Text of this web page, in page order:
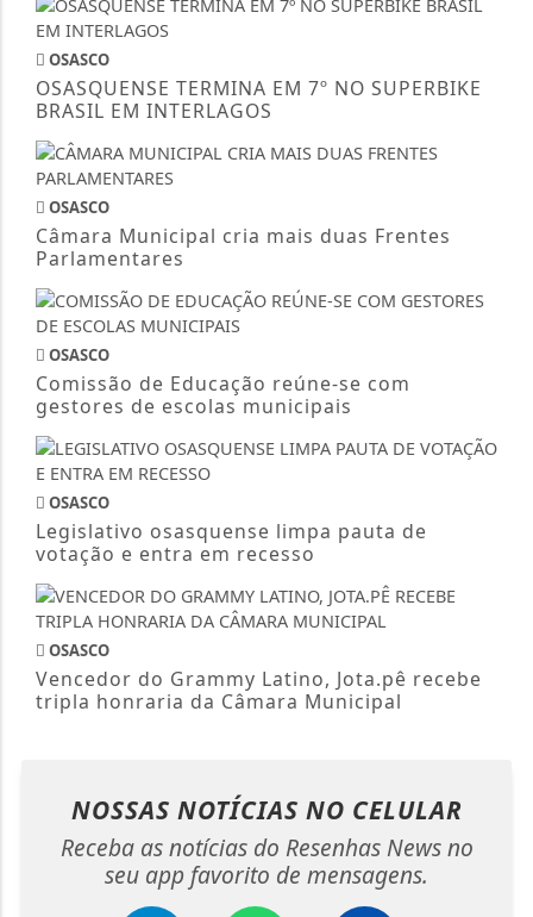
OSASCO
OSASQUENSE TERMINA EM 7º NO SUPERBIKE
BRASIL EM INTERLAGOS
OSASCO
Câmara Municipal cria mais duas Frentes
Parlamentares
OSASCO
Comissão de Educação reúne-se com
gestores de escolas municipais
OSASCO
Legislativo osasquense limpa pauta de
votação e entra em recesso
OSASCO
Vencedor do Grammy Latino, Jota.pê recebe
tripla honraria da Câmara Municipal
NOSSAS NOTÍCIAS NO CELULAR
Receba as notícias do Resenhas News no
seu app favorito de mensagens.